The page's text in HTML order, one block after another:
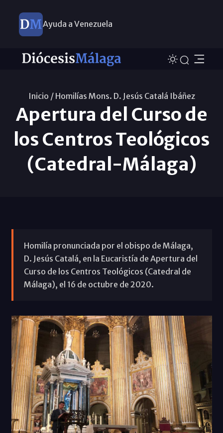
Ayuda a Venezuela
Inicio / Homilías Mons. D. Jesús Catalá Ibáñez
Apertura del Curso de
los Centros Teológicos
(Catedral-Málaga)
Homilía pronunciada por el obispo de Málaga,
D. Jesús Catalá, en la Eucaristía de Apertura del
Curso de los Centros Teológicos (Catedral de
Málaga), el 16 de octubre de 2020.